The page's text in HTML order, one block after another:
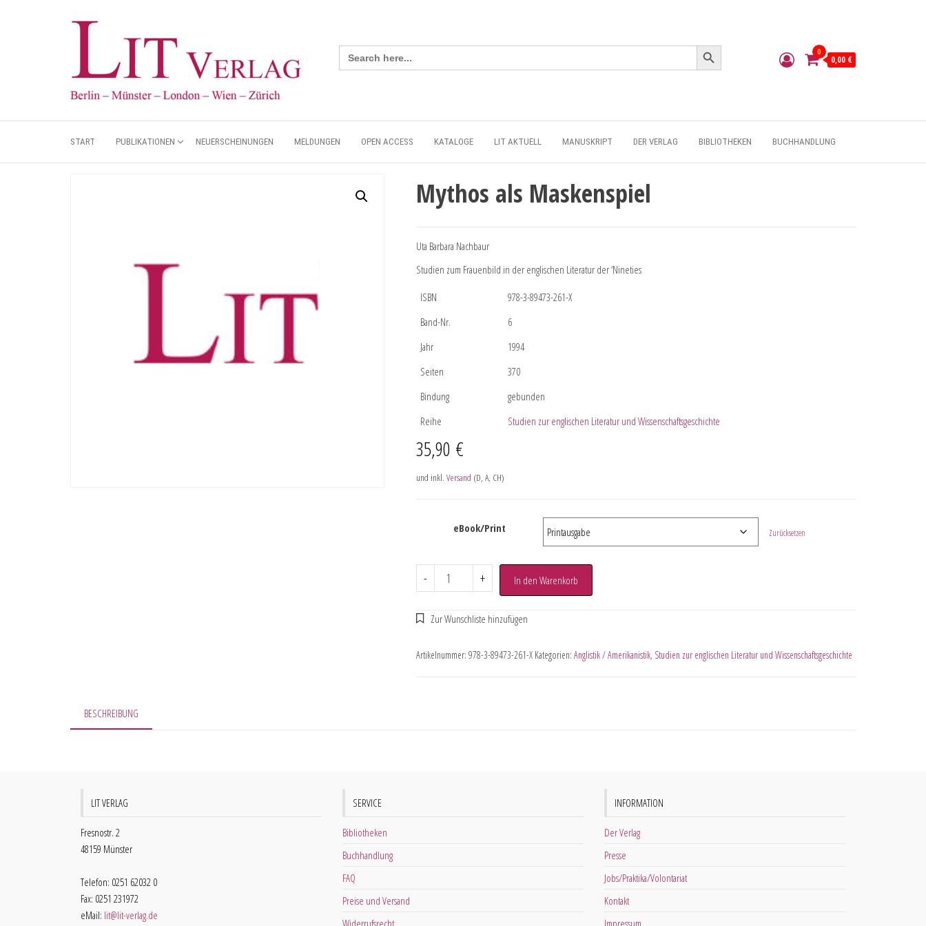
Search
for:
Search Button
0
0,00 €
START PUBLIKATIONEN NEUERSCHEINUNGEN MELDUNGEN OPEN ACCESS KATALOGE LIT AKTUELL MANUSKRIPT DER VERLAG BIBLIOTHEKEN BUCHHANDLUNG
Mythos als Maskenspiel
Uta Barbara Nachbaur
Studien zum Frauenbild in der englischen Literatur der ‘Nineties
ISBN
978-3-89473-261-X
Band-Nr.
6
Jahr
1994
Seiten
370
Bindung
gebunden
Reihe
Studien zur englischen Literatur und Wissenschaftsgeschichte
35,90 €
und inkl. Versand (D, A, CH)
eBook/Print Zurücksetzen
- + In den Warenkorb
Artikelnummer: 978-3-89473-261-X Kategorien: Anglistik / Amerikanistik, Studien zur englischen Literatur und Wissenschaftsgeschichte
BESCHREIBUNG
LIT VERLAG
Fresnostr. 2
48159 Münster
Telefon: 0251 62032 0
Fax: 0251 231972
eMail: lit@lit-verlag.de
SERVICE
Bibliotheken
Buchhandlung
FAQ
Preise und Versand
Widerrufsrecht
INFORMATION
Der Verlag
Presse
Jobs/Praktika/Volontariat
Kontakt
Impressum